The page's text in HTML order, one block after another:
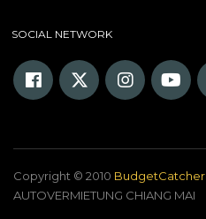
SOCIAL NETWORK
Copyright © 2010 BudgetCatcher
AUTOVERMIETUNG CHIANG MAI